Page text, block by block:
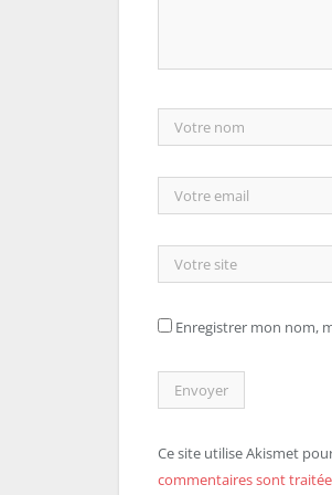
Enregistrer mon nom,
Ce site utilise Akismet
commentaires sont